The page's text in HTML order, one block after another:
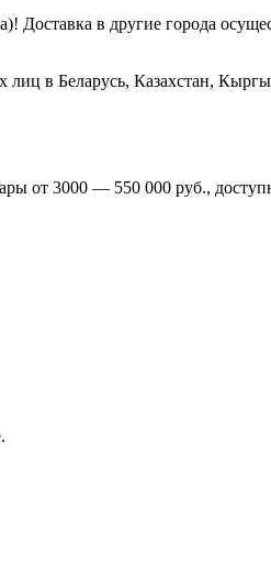
Доставка в другие города
лиц в Беларусь, Казахстан,
от 3000 — 550 000 руб.,